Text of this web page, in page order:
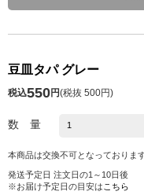
豆皿タパ グレー
税込550円(税抜 500円)
数 量
本商品は交換不可となっておりま
発送予定日 注文日の1～10日後
※お届け予定日の目安は こちら